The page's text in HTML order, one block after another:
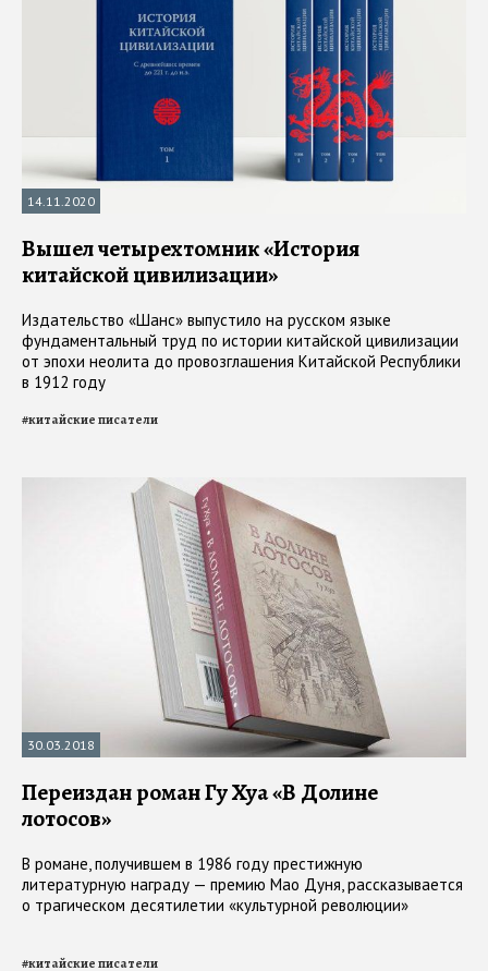
14.11.2020
Вышел четырехтомник «История
китайской цивилизации»
Издательство «Шанс» выпустило на русском языке
фундаментальный труд по истории китайской цивилизации
от эпохи неолита до провозглашения Китайской Республики
в 1912 году
#китайские писатели
30.03.2018
Переиздан роман Гу Хуа «В Долине
лотосов»
В романе, получившем в 1986 году престижную
литературную награду — премию Мао Дуня, рассказывается
о трагическом десятилетии «культурной революции»
#китайские писатели